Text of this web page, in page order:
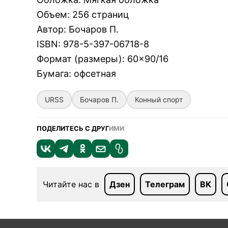
Объем: 256 страниц
Автор: Бочаров П.
ISBN: 978-5-397-06718-8
Формат (размеры): 60×90/16
Бумага: офсетная
URSS Бочаров П. Конный спорт
ПОДЕЛИТЕСЬ С ДРУГИМИ
Читайте нас в Дзен Телеграм ВК